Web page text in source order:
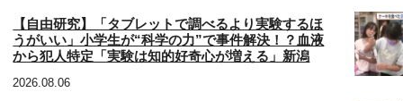
【自由研究】「タブレットで調べるより実験するほ
うがいい」小学生が“科学の力”で事件解決！？血液
から犯人特定「実験は知的好奇心が増える」新潟
2026.08.06